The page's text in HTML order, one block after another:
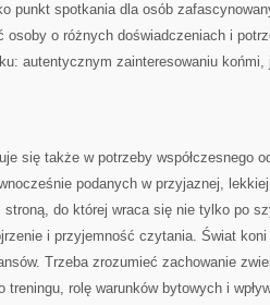
punkt spotkania dla osób
osoby o różnych doświadczeniach i
autentycznym zainteresowaniu
się także w potrzeby współczesnego
podanych w przyjaznej,
stroną, do której wraca się nie tylko po
i przyjemność czytania. Świat
Trzeba zrozumieć zachowanie
treningu, rolę warunków bytowych i